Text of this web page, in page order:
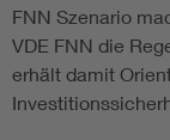
FNN Szenario
VDE FNN die
erhält damit